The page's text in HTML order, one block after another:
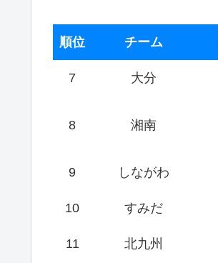
順位 チーム
7 大分
8 湘南
9 しながわ
10 すみだ
11 北九州